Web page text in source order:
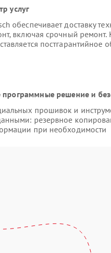
услуг
обеспечивает доставку
включая срочный ремонт.
решение и
прошивок и
резервное
при необходимости